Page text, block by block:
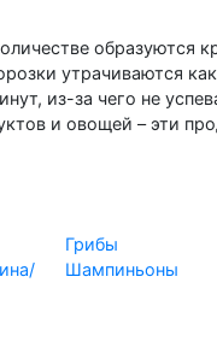
образуются
утрачиваются
из-за чего не
и овощей – эти
Грибы
Шампиньоны